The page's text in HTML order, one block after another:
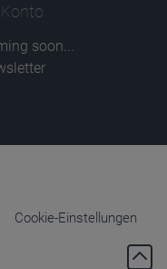
soon...
Cookie-Einstellungen